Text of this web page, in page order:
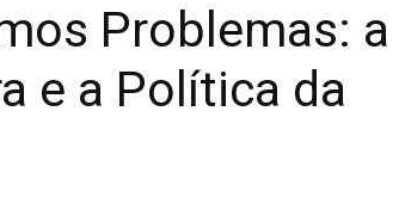
Problemas: a
e a Política da